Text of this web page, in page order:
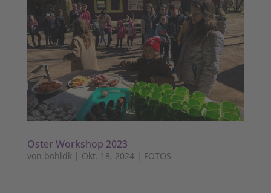
Oster Workshop 2023
von bohldk| Okt. 18, 2024| FOTOS